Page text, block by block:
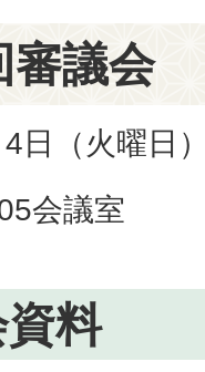
審議会
日（火曜日
会議室
料